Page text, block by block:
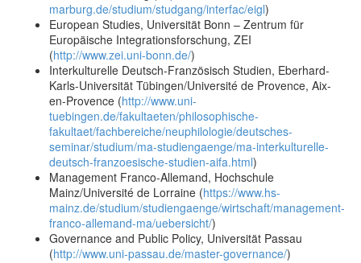
marburg.de/studium/studgang/interfac/eigl)
European Studies, Universität Bonn – Zentrum für
Europäische Integrationsforschung, ZEI
(http://www.zei.uni-bonn.de/)
Interkulturelle Deutsch-Französisch Studien, Eberhard-
Karls-Universität Tübingen/Université de Provence, Aix-
en-Provence (http://www.uni-
tuebingen.de/fakultaeten/philosophische-
fakultaet/fachbereiche/neuphilologie/deutsches-
seminar/studium/ma-studiengaenge/ma-interkulturelle-
deutsch-franzoesische-studien-aifa.html)
Management Franco-Allemand, Hochschule
Mainz/Université de Lorraine (https://www.hs-
mainz.de/studium/studiengaenge/wirtschaft/management-
franco-allemand-ma/uebersicht/)
Governance and Public Policy, Universität Passau
(http://www.uni-passau.de/master-governance/)